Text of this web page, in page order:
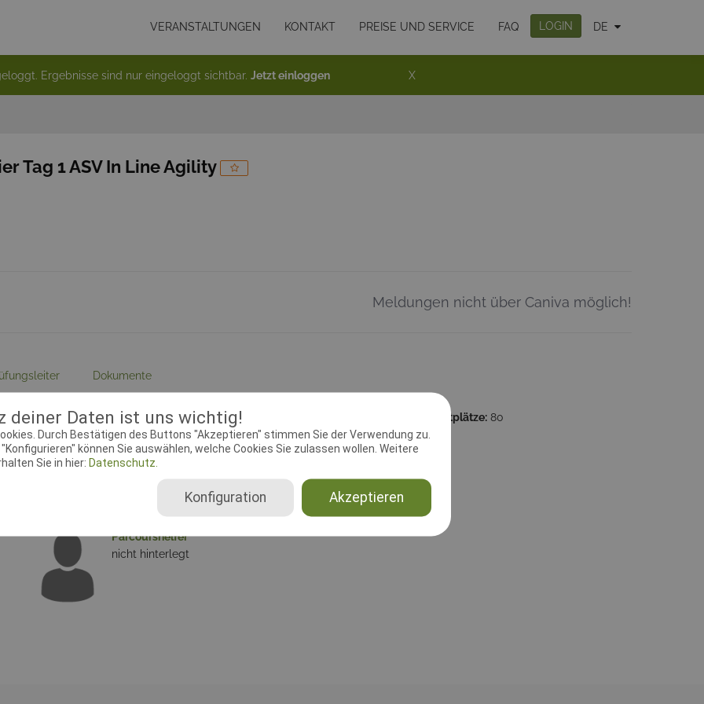
deiner Daten ist uns wichtig!
Durch Bestätigen des Buttons "Akzeptieren" stimmen Sie der Verwendung zu.
können Sie auswählen, welche Cookies Sie zulassen wollen. Weitere
Sie in hier: Datenschutz.
Akzeptieren
Konfiguration
VERANSTALTUNGEN KONTAKT PREISE UND SERVICE FAQ LOGIN DE
Ergebnisse sind nur eingeloggt sichtbar. Jetzt einloggen X
Tag 1 ASV In Line Agility
Meldungen nicht über Caniva möglich!
Dokumente
05.11.2018 16:18:19 Meldeschluss: Startplätze: 80
Verein: ASV In Line
10-5-59
Parcourshelfer
nicht hinterlegt